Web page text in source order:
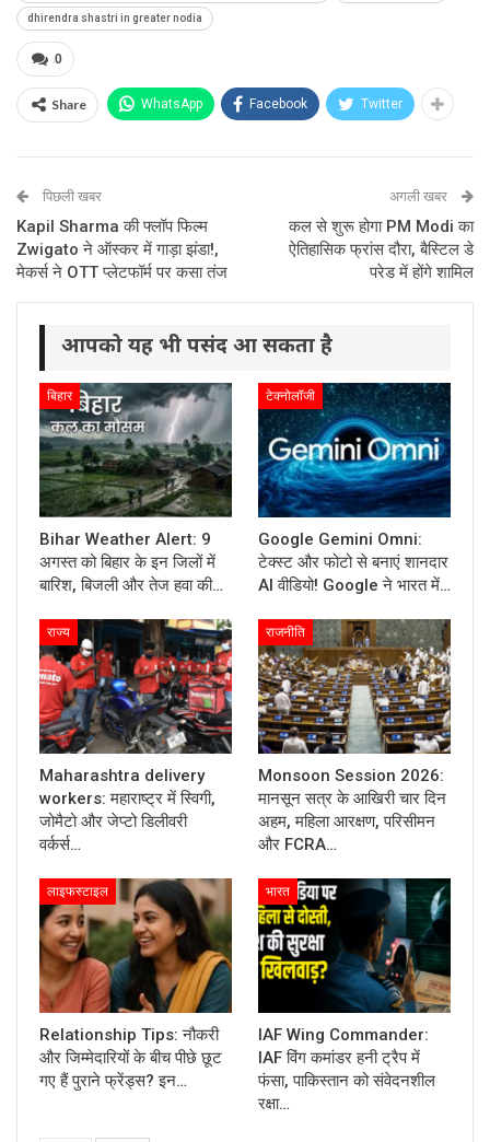
dhirendra shastri in greater nodia
0
Share WhatsApp Facebook Twitter
पिछली खबर
Kapil Sharma की फ्लॉप फिल्म
Zwigato ने ऑस्कर में गाड़ा झंडा!,
मेकर्स ने OTT प्लेटफॉर्म पर कसा तंज
अगली खबर
कल से शुरू होगा PM Modi का
ऐतिहासिक फ्रांस दौरा, बैस्टिल डे
परेड में होंगे शामिल
आपको यह भी पसंद आ सकता है
बिहार
Bihar Weather Alert: 9
अगस्त को बिहार के इन जिलों में
बारिश, बिजली और तेज हवा की…
टेक्नोलॉजी
Google Gemini Omni:
टेक्स्ट और फोटो से बनाएं शानदार
AI वीडियो! Google ने भारत में…
राज्य
Maharashtra delivery
workers: महाराष्ट्र में स्विगी,
जोमैटो और जेप्टो डिलीवरी
वर्कर्स…
राजनीति
Monsoon Session 2026:
मानसून सत्र के आखिरी चार दिन
अहम, महिला आरक्षण, परिसीमन
और FCRA…
लाइफस्टाइल
Relationship Tips: नौकरी
और जिम्मेदारियों के बीच पीछे छूट
गए हैं पुराने फ्रेंड्स? इन…
भारत
IAF Wing Commander:
IAF विंग कमांडर हनी ट्रैप में
फंसा, पाकिस्तान को संवेदनशील
रक्षा…